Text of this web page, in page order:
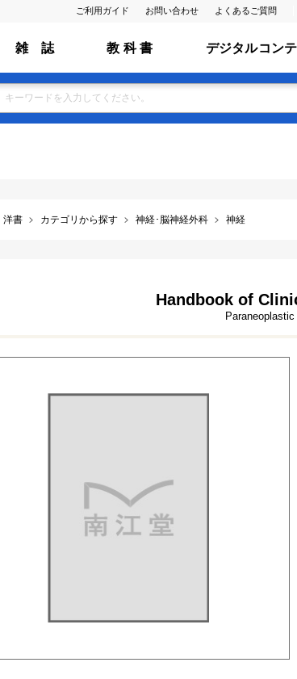
ご利用ガイド お問い合わせ よくあるご質問
雑 誌 教 科 書 デジタルコン
洋書 カテゴリから探す 神経･脳神経外科 神経
Handbook of